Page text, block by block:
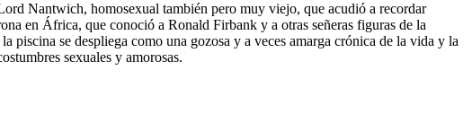
Nantwich, homosexual también pero muy viejo, que acudió a recordar
en África, que conoció a Ronald Firbank y a otras señeras figuras de la
se despliega como una gozosa y a veces amarga crónica de la vida y la
sexuales y amorosas.